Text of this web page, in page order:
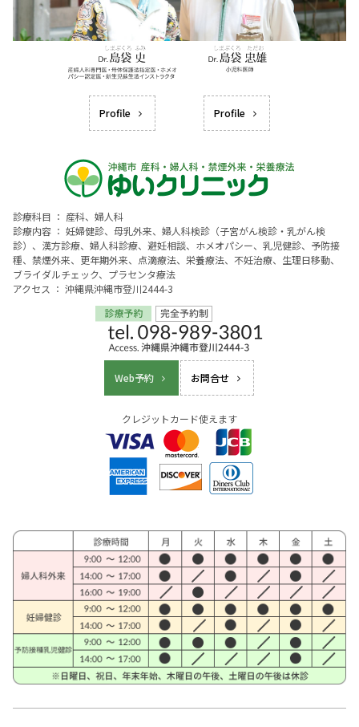
Profile Profile
診療科目 ： 産科、婦人科
診療内容 ： 妊婦健診、母乳外来、婦人科検診（子宮がん検診・乳がん検
診）、漢方診療、婦人科診療、避妊相談、ホメオパシー、乳児健診、予防接
種、禁煙外来、更年期外来、点滴療法、栄養療法、不妊治療、生理日移動、
ブライダルチェック、プラセンタ療法
アクセス ： 沖縄県沖縄市登川2444-3
Web予約 お問合せ
クレジットカード使えます